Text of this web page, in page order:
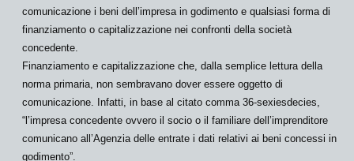
comunicazione i beni dell’impresa in godimento e qualsiasi forma di
finanziamento o capitalizzazione nei confronti della società
concedente
Finanziamento e capitalizzazione che, dalla semplice lettura della
norma primaria, non sembravano dover essere oggetto di
comunicazione . Infatti, in base al citato comma 36-sexiesdecies
“l’impresa concedente ovvero il socio o il familiare dell’imprenditore
comunicano all’Agenzia delle entrate i dati relativi ai beni concessi in
godimento”.